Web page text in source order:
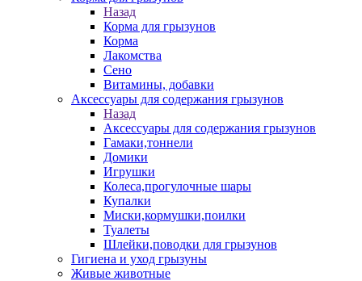
Назад
Корма для грызунов
Корма
Лакомства
Сено
Витамины, добавки
Аксессуары для содержания грызунов
Назад
Аксессуары для содержания грызунов
Гамаки,тоннели
Домики
Игрушки
Колеса,прогулочные шары
Купалки
Миски,кормушки,поилки
Туалеты
Шлейки,поводки для грызунов
Гигиена и уход грызуны
Живые животные